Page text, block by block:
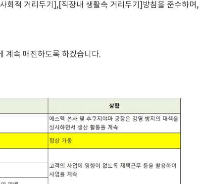
회적 거리두기],[직장내 생활속 거리두기]방침을 준수하며,
계속 매진하도록 하겠습니다.